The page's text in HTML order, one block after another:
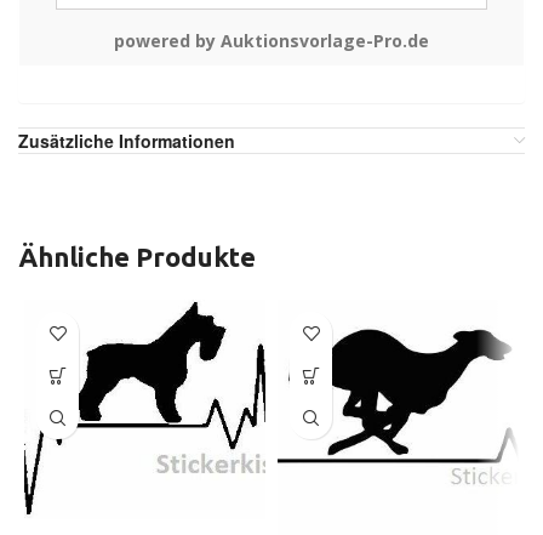
powered by Auktionsvorlage-Pro.de
Zusätzliche Informationen
Ähnliche Produkte